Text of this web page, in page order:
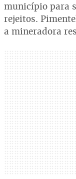
município para
rejeitos.
a mineradora